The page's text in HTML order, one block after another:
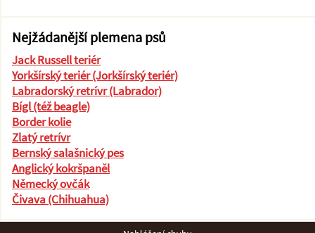
Nejžádanější plemena psů
Jack Russell teriér
Yorkšírský teriér (Jorkšírský teriér)
Labradorský retrívr (Labrador)
Bígl (též beagle)
Border kolie
Zlatý retrívr
Bernský salašnický pes
Anglický kokršpaněl
Německý ovčák
Čivava (Chihuahua)